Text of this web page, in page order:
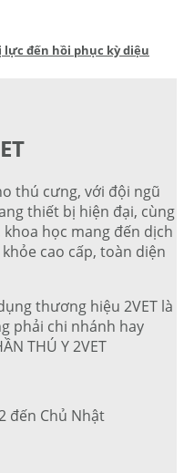
đến hồi phục kỳ diệu
thú cưng, với đội ngũ
thiết bị hiện đại, cùng
học mang đến dịch
cao cấp, toàn diện
thương hiệu 2VET là
phải chi nhánh hay
THÚ Y 2VET
đến Chủ Nhật